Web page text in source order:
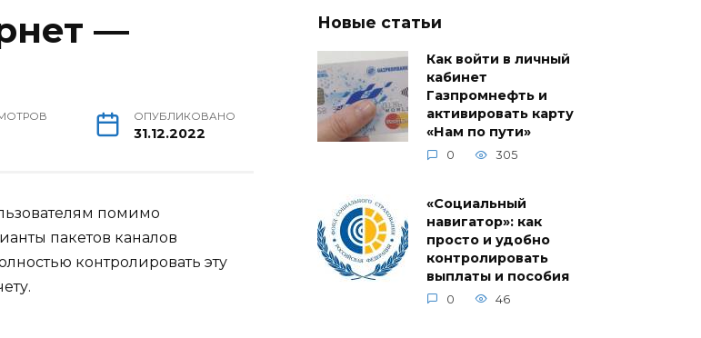
—
ОПУБЛИКОВАНО
31.12.2022
помимо
пакетов каналов
контролировать эту
Новые статьи
Как войти в личный
кабинет
Газпромнефть и
активировать карту
«Нам по пути»
0 305
«Социальный
навигатор»: как
просто и удобно
контролировать
выплаты и пособия
0 46